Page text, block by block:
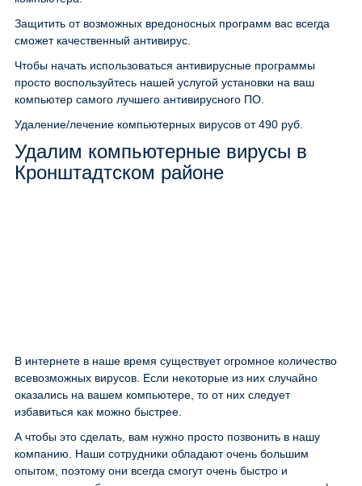
Защитить от возможных вредоносных программ вас всегда
сможет качественный антивирус.
Чтобы начать использоваться антивирусные программы
просто воспользуйтесь нашей услугой установки на ваш
компьютер самого лучшего антивирусного ПО.
Удаление/лечение компьютерных вирусов от 490 руб.
Удалим компьютерные вирусы в
Кронштадтском районе
В интернете в наше время существует огромное количество
всевозможных вирусов. Если некоторые из них случайно
оказались на вашем компьютере, то от них следует
избавиться как можно быстрее.
А чтобы это сделать, вам нужно просто позвонить в нашу
компанию. Наши сотрудники обладают очень большим
опытом, поэтому они всегда смогут очень быстро и